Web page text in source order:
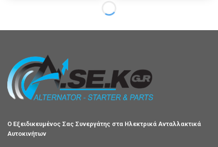
Ο Εξειδικευμένος Σας Συνεργάτης στα Ηλεκτρικά Ανταλλακτικά
Αυτοκινήτων